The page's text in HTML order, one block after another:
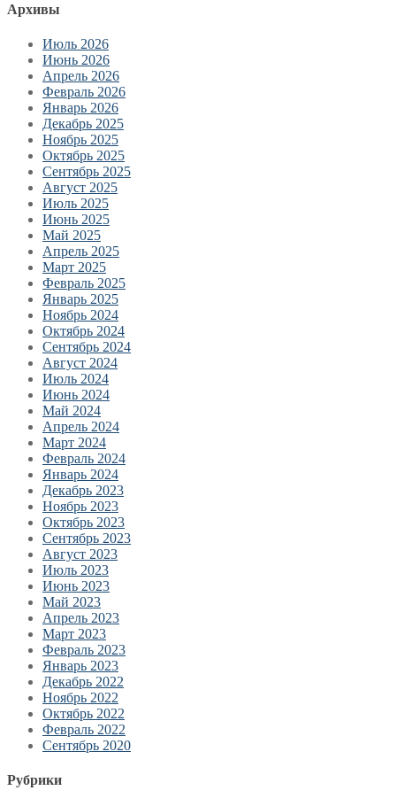
Архивы
Июль 2026
Июнь 2026
Апрель 2026
Февраль 2026
Январь 2026
Декабрь 2025
Ноябрь 2025
Октябрь 2025
Сентябрь 2025
Август 2025
Июль 2025
Июнь 2025
Май 2025
Апрель 2025
Март 2025
Февраль 2025
Январь 2025
Ноябрь 2024
Октябрь 2024
Сентябрь 2024
Август 2024
Июль 2024
Июнь 2024
Май 2024
Апрель 2024
Март 2024
Февраль 2024
Январь 2024
Декабрь 2023
Ноябрь 2023
Октябрь 2023
Сентябрь 2023
Август 2023
Июль 2023
Июнь 2023
Май 2023
Апрель 2023
Март 2023
Февраль 2023
Январь 2023
Декабрь 2022
Ноябрь 2022
Октябрь 2022
Февраль 2022
Сентябрь 2020
Рубрики